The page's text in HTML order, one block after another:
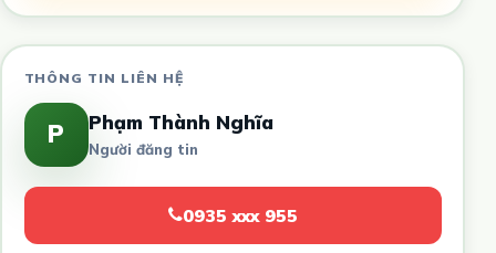
THÔNG TIN LIÊN HỆ
P Phạm Thành Nghĩa
Người đăng tin
0935 xxx 955